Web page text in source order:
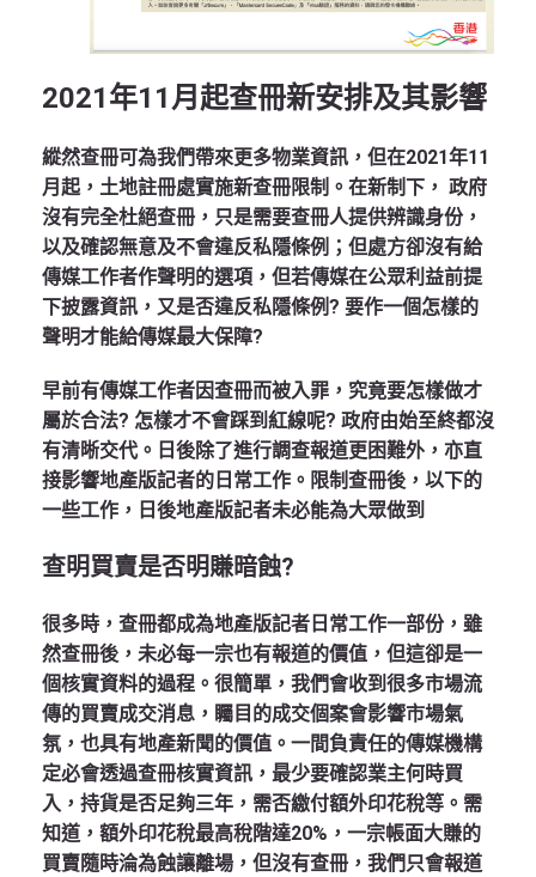
2021年11月起查冊新安排及其影響
縱然查冊可為我們帶來更多物業資訊，但在2021年11
月起，土地註冊處實施新查冊限制。在新制下， 政府
沒有完全杜絕查冊，只是需要查冊人提供辨識身份，
以及確認無意及不會違反私隱條例；但處方卻沒有給
傳媒工作者作聲明的選項，但若傳媒在公眾利益前提
下披露資訊，又是否違反私隱條例? 要作一個怎樣的
聲明才能給傳媒最大保障?
早前有傳媒工作者因查冊而被入罪，究竟要怎樣做才
屬於合法? 怎樣才不會踩到紅線呢? 政府由始至終都沒
有清晰交代。日後除了進行調查報道更困難外，亦直
接影響地產版記者的日常工作。限制查冊後，以下的
一些工作，日後地產版記者未必能為大眾做到
查明買賣是否明賺暗蝕?
很多時，查冊都成為地產版記者日常工作一部份，雖
然查冊後，未必每一宗也有報道的價值，但這卻是一
個核實資料的過程。很簡單，我們會收到很多市場流
傳的買賣成交消息，矚目的成交個案會影響市場氣
氛，也具有地產新聞的價值。一間負責任的傳媒機構
定必會透過查冊核實資訊，最少要確認業主何時買
入，持貨是否足夠三年，需否繳付額外印花稅等。需
知道，額外印花稅最高稅階達20%，一宗帳面大賺的
買賣隨時淪為蝕讓離場，但沒有查冊，我們只會報道